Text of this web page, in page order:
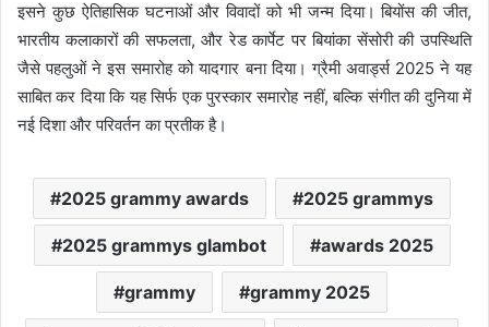
इसने कुछ ऐतिहासिक घटनाओं और विवादों को भी जन्म दिया। बियोंस की जीत,
भारतीय कलाकारों की सफलता, और रेड कार्पेट पर बियांका सेंसोरी की उपस्थिति
जैसे पहलुओं ने इस समारोह को यादगार बना दिया। ग्रैमी अवार्ड्स 2025 ने यह
साबित कर दिया कि यह सिर्फ एक पुरस्कार समारोह नहीं, बल्कि संगीत की दुनिया में
नई दिशा और परिवर्तन का प्रतीक है।
2025 grammy awards 2025 grammys
2025 grammys glambot awards 2025
grammy grammy 2025